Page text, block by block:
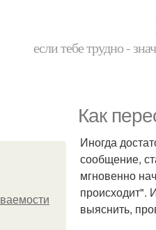
если тебе трудно -
Как
Иногда
сообщение,
мгновенно
происходит".
выяснить,